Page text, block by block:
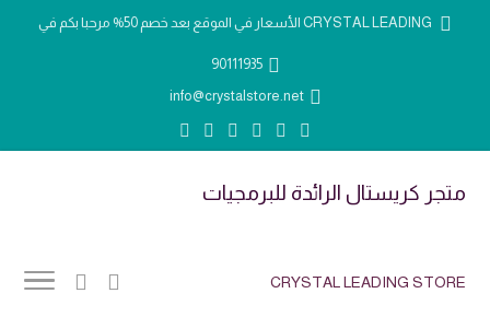
الأسعار في الموقع بعد خصم 50% مرحبا بكم في CRYSTAL LEADING
90111935
info@crystalstore.net
متجر كريستال الرائدة للبرمجيات
CRYSTAL LEADING STORE